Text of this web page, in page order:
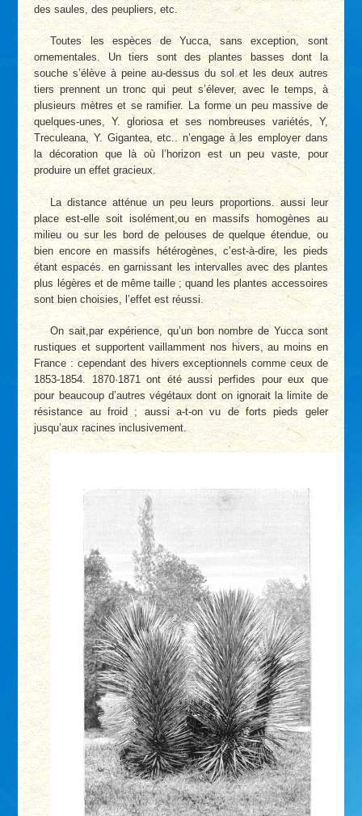
des saules, des peupliers, etc.
Toutes les espèces de Yucca, sans exception, sont
ornementales. Un tiers sont des plantes basses dont la
souche s’élève à peine au-dessus du sol et les deux autres
tiers prennent un tronc qui peut s’élever, avec le temps, à
plusieurs mètres et se ramifier. La forme un peu massive de
quelques-unes, Y. gloriosa et ses nombreuses variétés, Y,
Treculeana, Y. Gigantea, etc.. n’engage à les employer dans
la décoration que là où l’horizon est un peu vaste, pour
produire un effet gracieux.
La distance atténue un peu leurs proportions. aussi leur
place est-elle soit isolément,ou en massifs homogènes au
milieu ou sur les bord de pelouses de quelque étendue, ou
bien encore en massifs hétérogènes, c’est-à-dire, les pieds
étant espacés. en garnissant les intervalles avec des plantes
plus légères et de même taille ; quand les plantes accessoires
sont bien choisies, l’effet est réussi.
On sait,par expérience, qu’un bon nombre de Yucca sont
rustiques et supportent vaillamment nos hivers, au moins en
France : cependant des hivers exceptionnels comme ceux de
1853-1854. 1870·1871 ont été aussi perfides pour eux que
pour beaucoup d’autres végétaux dont on ignorait la limite de
résistance au froid ; aussi a-t-on vu de forts pieds geler
jusqu’aux racines inclusivement.